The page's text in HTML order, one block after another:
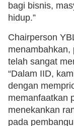
bagi bisnis,
hidup.”
Chairperson
menambahkan,
telah sangat
“Dalam IID,
dengan
memanfaatkan
menekankan
pada